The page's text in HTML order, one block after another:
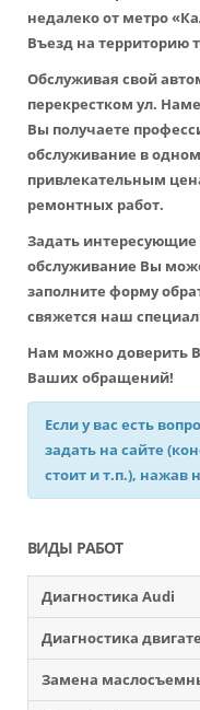
недалеко от метро
Въезд на территорию
Обслуживая свой
перекрестком ул.
Вы получаете
обслуживание в
привлекательным
ремонтных работ.
Задать интересующие
обслуживание Вы
заполните форму
свяжется наш
Нам можно доверить
Ваших обращений!
Если у вас есть
задать на сайте
стоит и т.п.), нажав
ВИДЫ РАБОТ
Диагностика Audi
Диагностика
Замена